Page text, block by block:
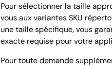
Pour sélectionner la taille
vous aux variantes SKU
une taille spécifique, vous
exacte requise pour votre
Pour toute demande